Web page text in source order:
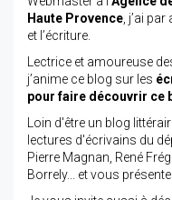
Haute Provence, j’ai
et l’écriture.
Lectrice et amoureuse
j’anime ce blog sur les
pour faire découvrir ce
Loin d'être un blog
lectures d'écrivains du
Pierre Magnan, René
Borrely... et vous